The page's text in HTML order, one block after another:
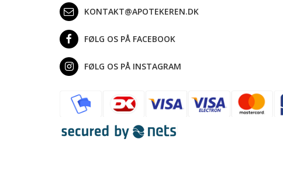
KONTAKT@APOTEKEREN.DK
FØLG OS PÅ FACEBOOK
FØLG OS PÅ INSTAGRAM